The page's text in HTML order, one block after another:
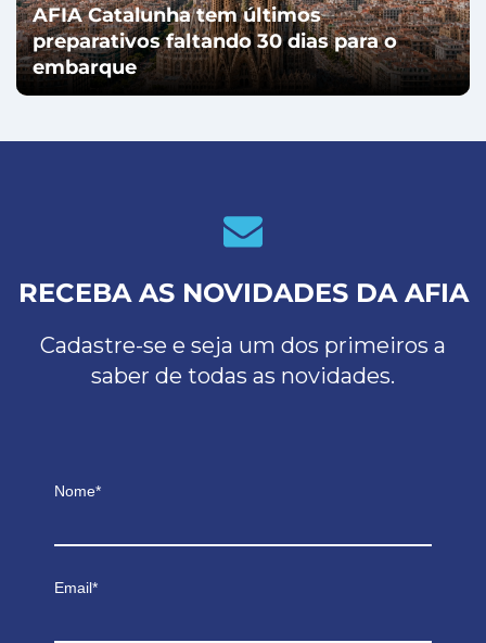
AFIA Catalunha tem últimos
preparativos faltando 30 dias para o
embarque
RECEBA AS NOVIDADES DA AFIA
Cadastre-se e seja um dos primeiros a
saber de todas as novidades.
Nome*
Email*